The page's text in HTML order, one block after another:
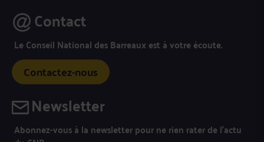
Contact
Le Conseil National des Barreaux est à votre écoute.
Contactez-nous
Newsletter
Abonnez-vous à la newsletter pour ne rien rater de l’actu